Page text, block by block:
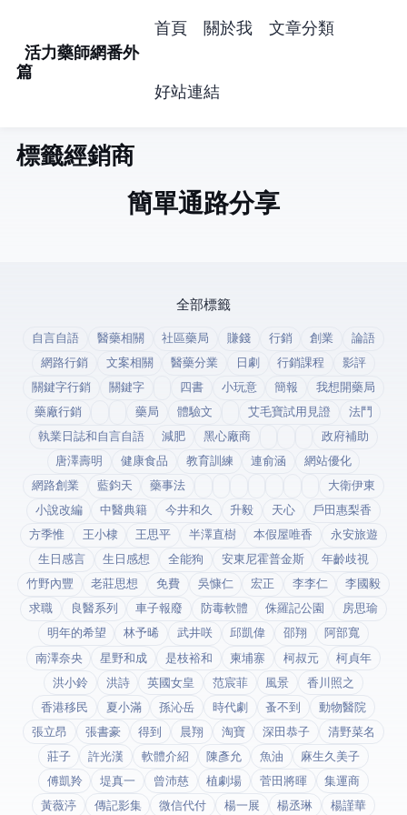
活力藥師網番外
篇
首頁 關於我 文章分類
好站連結
標籤: 經銷商 (1)
簡單通路分享
全部標籤
自言自語 醫藥相關 社區藥局 賺錢 行銷 創業
論語
網路行銷
文案相關 醫藥分業 日劇 行銷課程
影評
關鍵字行銷
關鍵字 四書 小玩意 簡報
我想開藥局
藥廠行銷
藥局 體驗文 艾毛寶試用見證
法鬥
執業日誌和自言自語
減肥 黑心廠商
政府補助
唐澤壽明
健康食品 教育訓練 連俞涵
網站優化
網路創業
藍鈞天 藥事法
大衛伊東
小說改編
中醫典籍 今井和久 升毅 天心
戶田惠梨香
方季惟
王小棣 王思平 半澤直樹 本假屋唯香
永安旅遊
生日感言
生日感想 全能狗 安東尼霍普金斯
年齡歧視
竹野內豐
老莊思想 免費 吳慷仁 宏正 李李仁
李國毅
求職
良醫系列 車子報廢 防毒軟體 侏羅記公園
房思瑜
明年的希望
林予晞 武井咲 邱凱偉 邵翔
阿部寬
南澤奈央
星野和成 是枝裕和 柬埔寨 柯叔元
柯貞年
洪小鈴
洪詩 英國女皇 范宸菲 風景
香川照之
香港移民
夏小滿 孫沁岳 時代劇 蚤不到
動物醫院
張立昂
張書豪 得到app 晨翔 淘寶 深田恭子
清野菜名
莊子
許光漢 軟體介紹 陳彥允 魚油
麻生久美子
傅凱羚
堤真一 曾沛慈 植劇場 菅田將暉
集運商
黃薇渟
傳記影集 微信代付 楊一展 楊丞琳 楊謹華